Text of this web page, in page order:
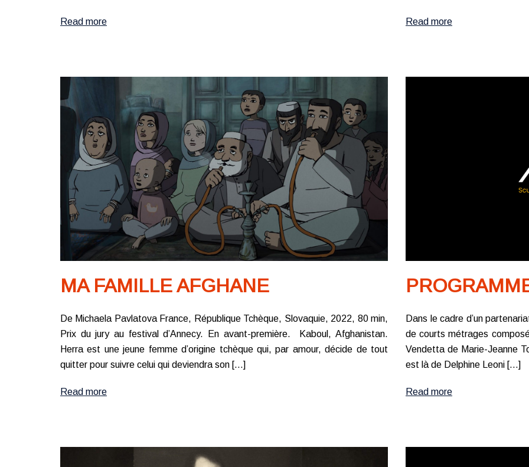
Read more Read more
MA FAMILLE AFGHANE
De Michaela Pavlatova France, République Tchèque, Slovaquie, 2022, 80 min,
Prix du jury au festival d’Annecy. En avant-première. Kaboul, Afghanistan.
Herra est une jeune femme d’origine tchèque qui, par amour, décide de tout
quitter pour suivre celui qui deviendra son […]
Read more
Dans le cadre d’un
de courts métrages
Vendetta de Marie-Jeanne
est là de Delphine Leoni […]
Read more